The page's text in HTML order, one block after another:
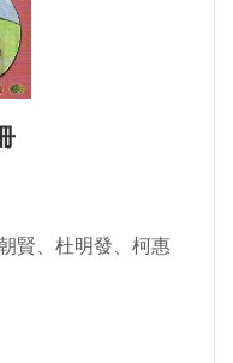
賢、杜明發、柯惠